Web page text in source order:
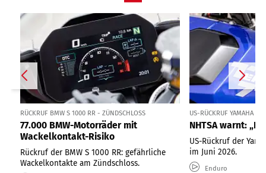
RÜCKRUF BMW S 1000 RR - ZÜNDSCHLOSS
77.000 BMW-Motorräder mit
Wackelkontakt-Risiko
Rückruf der BMW S 1000 RR: gefährliche
Wackelkontakte am Zündschloss.
US-RÜCKRUF YAMAHA
NHTSA warnt:
US-Rückruf der
im Juni 2026.
Enduro